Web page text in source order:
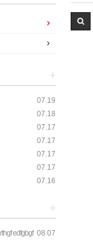
+
07.19
07.18
07.17
07.17
07.17
07.17
07.16
+
rthgf edfgbgf 08.07